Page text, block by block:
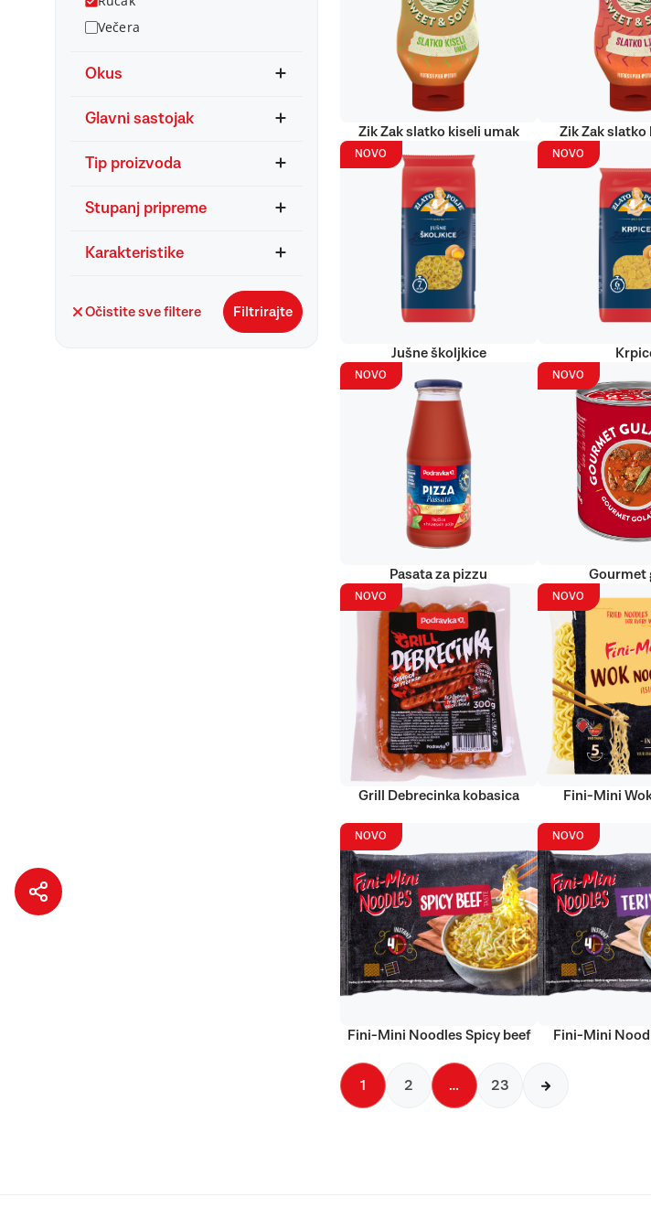
Večera
Okus
Glavni sastojak
Tip proizvoda
Stupanj pripreme
Karakteristike
Očistite sve filtere Filtrirajte
Zik Zak slatko kiseli umak Zik Zak
NOVO
Jušne školjkice
NOVO
NOVO
Pasata za pizzu
NOVO
Gourmet
NOVO
Grill Debrecinka kobasica
NOVO
Fini-Mini
NOVO
Fini-Mini Noodles Spicy beef
NOVO
Fini-Mini
1 2 … 23